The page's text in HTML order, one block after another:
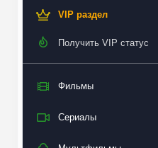
VIP раздел
Получить VIP статус
Фильмы
Сериалы